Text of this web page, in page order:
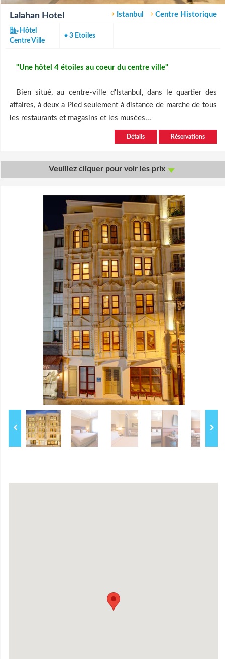
Lalahan Hotel Istanbul Centre Historique
Hôtel
Centre Ville
3 Etoiles
''Une hôtel 4 étoiles au coeur du centre ville''
Bien situé, au centre-ville d'Istanbul, dans le quartier des
affaires, à deux a Pied seulement à distance de marche de tous
les restaurants et magasins et les musées...
Détails Réservations
Veuillez cliquer pour voir les prix